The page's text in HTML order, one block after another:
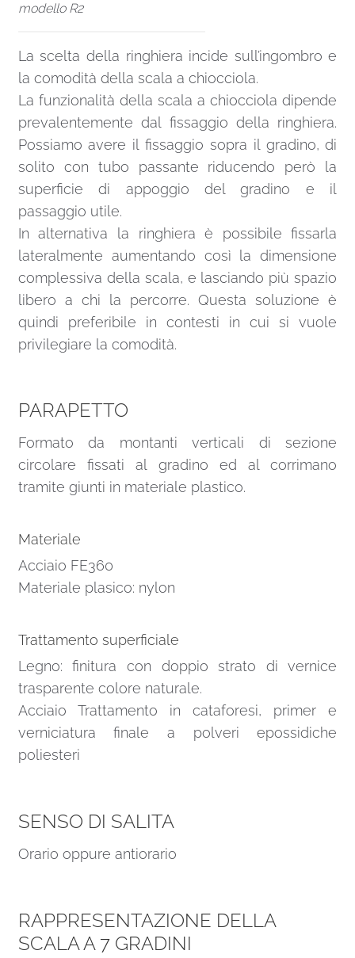
modello R2
La scelta della ringhiera incide sull’ingombro e
la comodità della scala a chiocciola.
La funzionalità della scala a chiocciola dipende
prevalentemente dal fissaggio della ringhiera.
Possiamo avere il fissaggio sopra il gradino, di
solito con tubo passante riducendo però la
superficie di appoggio del gradino e il
passaggio utile.
In alternativa la ringhiera è possibile fissarla
lateralmente aumentando così la dimensione
complessiva della scala, e lasciando più spazio
libero a chi la percorre. Questa soluzione è
quindi preferibile in contesti in cui si vuole
privilegiare la comodità.
PARAPETTO
Formato da montanti verticali di sezione
circolare fissati al gradino ed al corrimano
tramite giunti in materiale plastico.
Materiale
Acciaio FE360
Materiale plasico: nylon
Trattamento superficiale
Legno: finitura con doppio strato di vernice
trasparente colore naturale.
Acciaio Trattamento in cataforesi, primer e
verniciatura finale a polveri epossidiche
poliesteri
SENSO DI SALITA
Orario oppure antiorario
RAPPRESENTAZIONE DELLA
SCALA A 7 GRADINI